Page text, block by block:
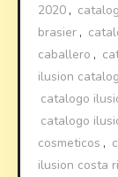
2020 ,
brasier ,
caballero ,
ilusion
catalogo
catalogo
cosmeticos ,
ilusion costa